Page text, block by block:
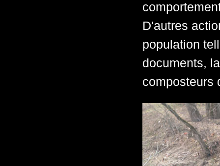
D'autres
population
documents,
composteurs